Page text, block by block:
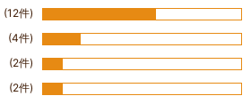
(12件)
(4件)
(2件)
(2件)